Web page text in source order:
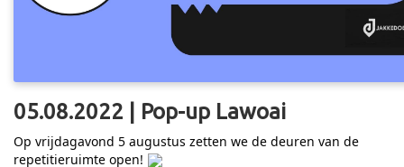
05.08.2022 | Pop-up Lawoai
Op vrijdagavond 5 augustus zetten we de deuren van de
repetitieruimte open!